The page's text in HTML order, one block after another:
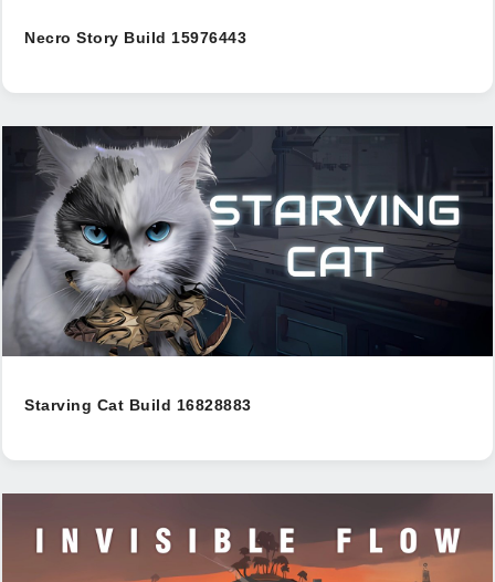
Necro Story Build 15976443
Starving Cat Build 16828883